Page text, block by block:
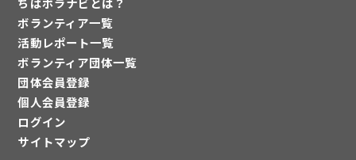
ボランティア一覧
活動レポート一覧
ボランティア団体一覧
団体会員登録
個人会員登録
ログイン
サイトマップ